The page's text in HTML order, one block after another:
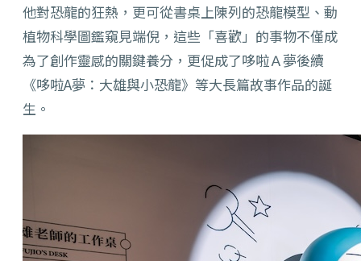
他對恐龍的狂熱，更可從書桌上陳列的恐龍模型、動
植物科學圖鑑窺見端倪，這些「喜歡」的事物不僅成
為了創作靈感的關鍵養分，更促成了哆啦Ａ夢後續
《哆啦A夢：大雄與小恐龍》等大長篇故事作品的誕
生。